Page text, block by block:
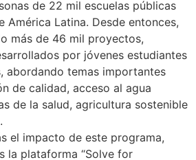
de 22 mil escuelas públicas
América Latina. Desde entonces,
más de 46 mil proyectos,
por jóvenes estudiantes
abordando temas importantes
de calidad, acceso al agua
de la salud, agricultura sostenible
el impacto de este programa,
la plataforma “Solve for